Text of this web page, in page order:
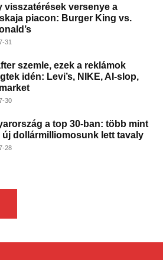
visszatérések versenye a
piacon: Burger King vs.
31
szemle, ezek a reklámok
idén: Levi’s, NIKE, AI-slop,
30
a top 30-ban: több mint
új dollármilliomosunk lett tavaly
28